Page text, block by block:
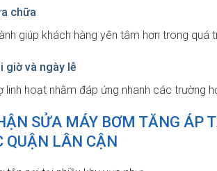
chữa
giúp khách hàng yên tâm hơn trong quá
giờ và ngày lễ
linh hoạt nhằm đáp ứng nhanh các trường
SỬA MÁY BƠM TĂNG ÁP
QUẬN LÂN CẬN